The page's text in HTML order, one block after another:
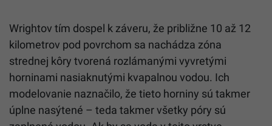
Wrightov tím dospel k záveru, že približne 10 až 12
kilometrov pod povrchom sa nachádza zóna
strednej kôry tvorená rozlámanými vyvretými
horninami nasiaknutými kvapalnou vodou. Ich
modelovanie naznačilo, že tieto horniny sú takmer
úplne nasýtené – teda takmer všetky póry sú